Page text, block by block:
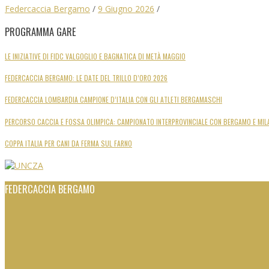
Federcaccia Bergamo / 9 Giugno 2026 /
PROGRAMMA GARE
LE INIZIATIVE DI FIDC VALGOGLIO E BAGNATICA DI METÀ MAGGIO
FEDERCACCIA BERGAMO: LE DATE DEL TRILLO D’ORO 2026
FEDERCACCIA LOMBARDIA CAMPIONE D’ITALIA CON GLI ATLETI BERGAMASCHI
PERCORSO CACCIA E FOSSA OLIMPICA: CAMPIONATO INTERPROVINCIALE CON BERGAMO E
COPPA ITALIA PER CANI DA FERMA SUL FARNO
FEDERCACCIA BERGAMO